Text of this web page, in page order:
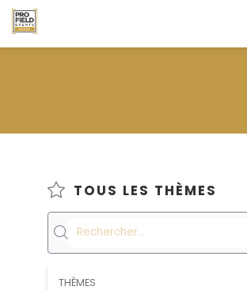
TOUS LES THÈMES
THÈMES